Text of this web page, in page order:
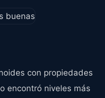
con propiedades
encontró niveles más